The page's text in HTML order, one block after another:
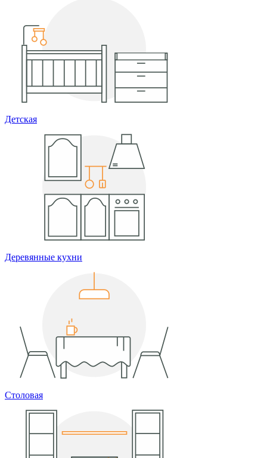
Детская
Деревянные кухни
Столовая